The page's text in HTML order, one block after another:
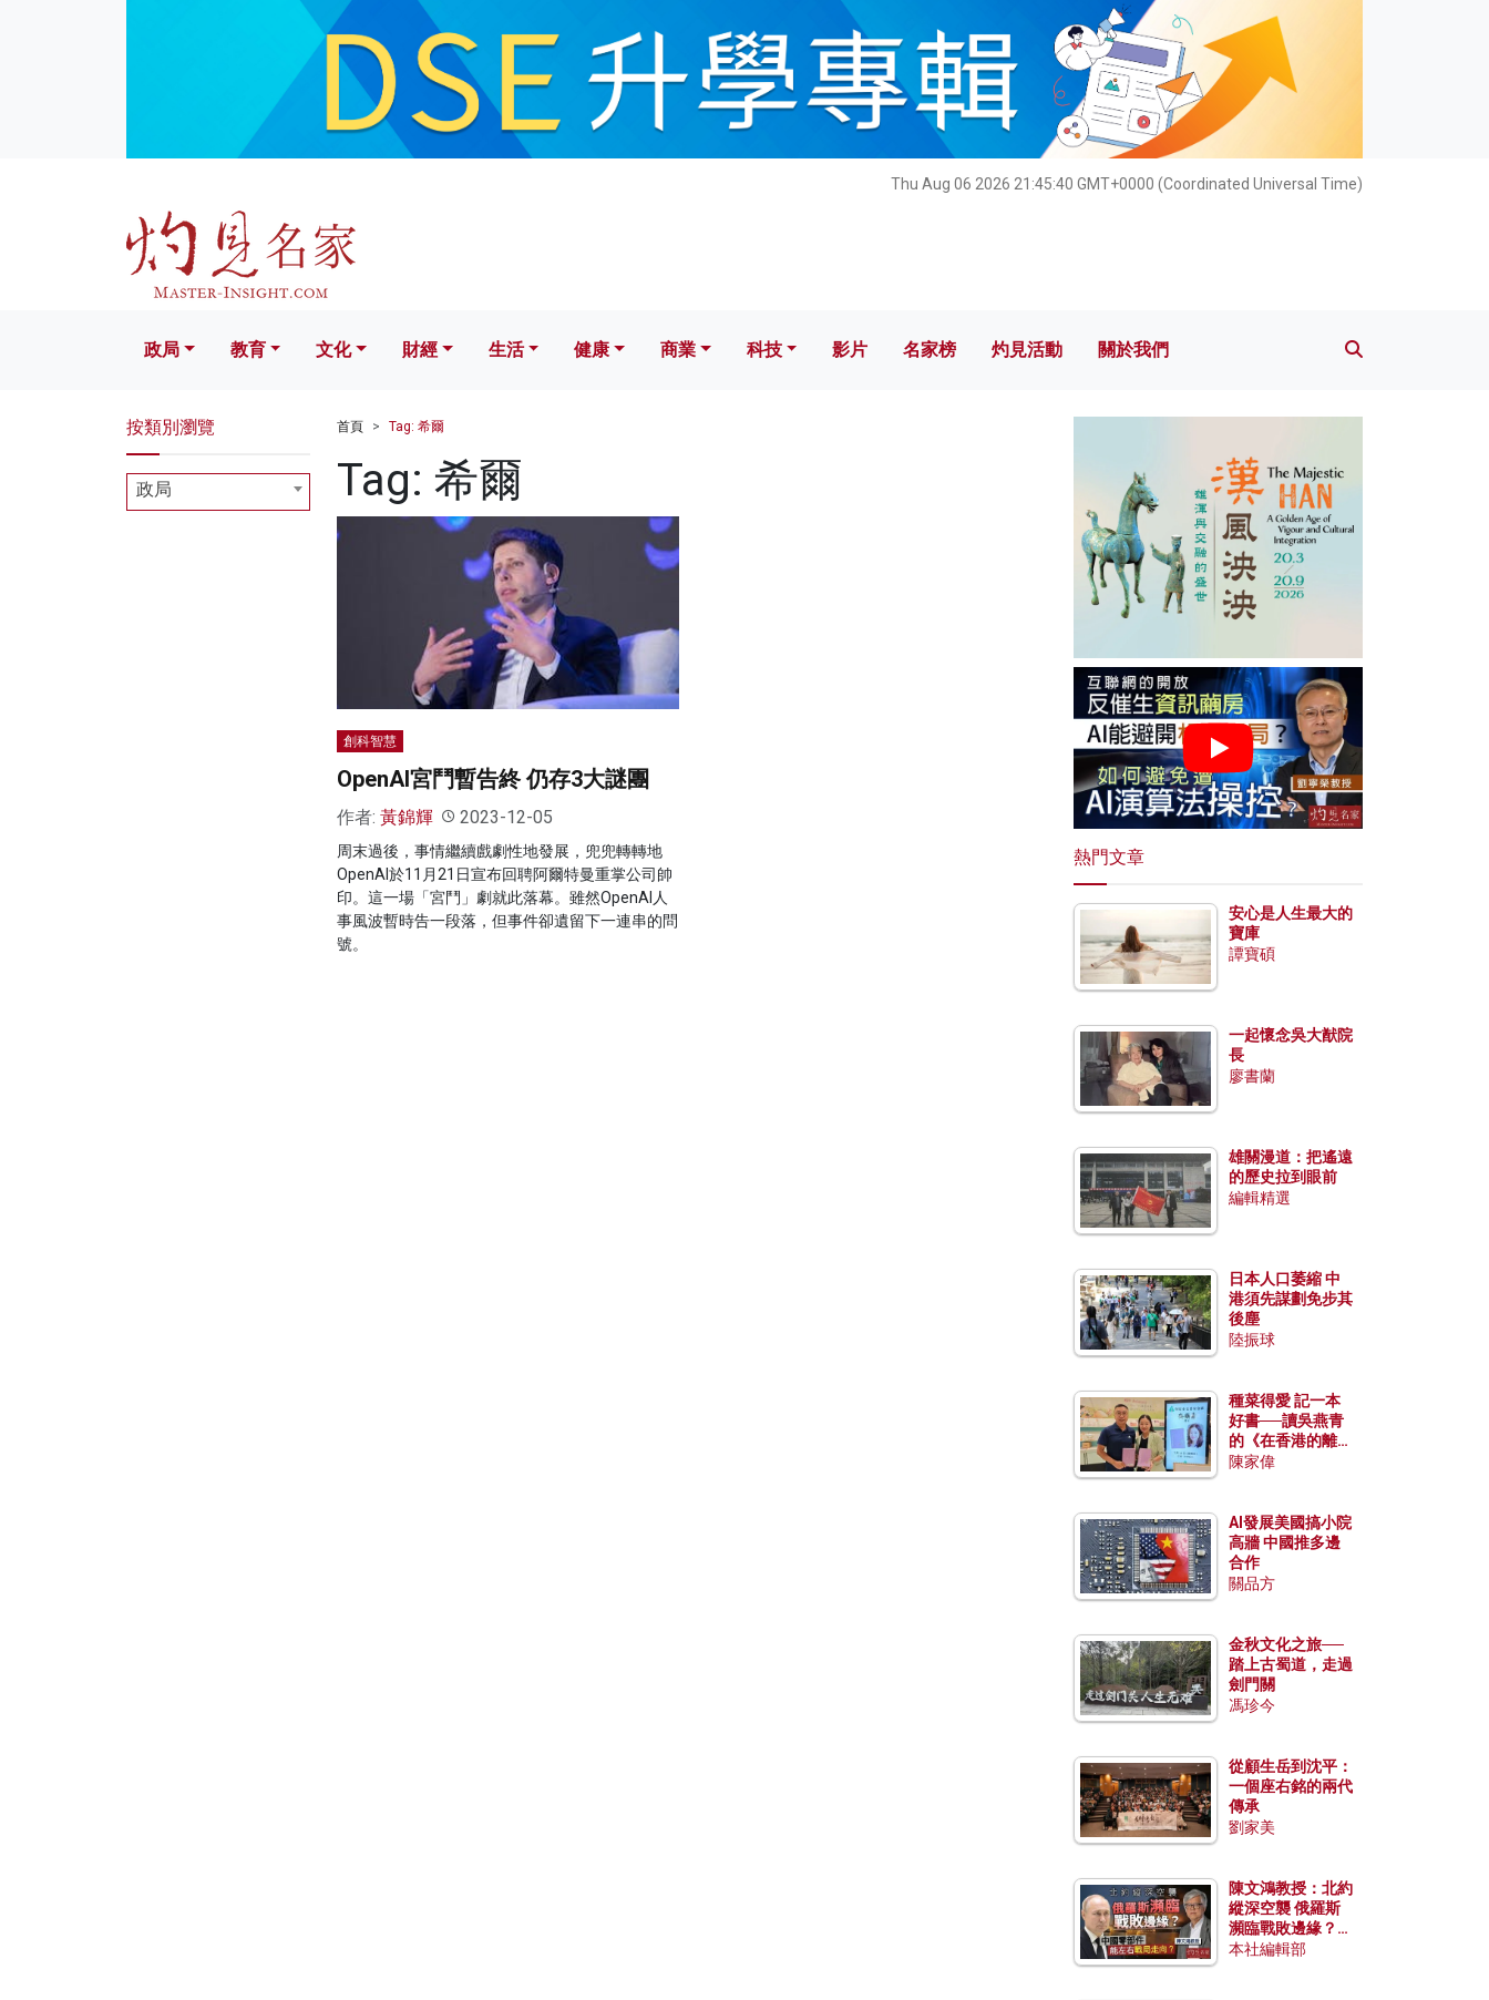
Thu Aug 06 2026 21:45:40 GMT+0000 (Coordinated Universal Time)
文化 財經 生活 健康 科技 影片 名家榜 灼見活動 關於我們
政局 教育 文化 財經 生活 健康 商業 科技 影片 名家榜 灼見活動 關於我們
首頁 Tag: 希爾
Tag: 希爾
創科智慧
OpenAI宮鬥暫告終 仍存3大謎團
作者: 黃錦輝 2023-12-05
周末過後，事情繼續戲劇性地發展，兜兜轉轉地
OpenAI於11月21日宣布回聘阿爾特曼重掌公司帥
印。這一場「宮鬥」劇就此落幕。雖然OpenAI人
事風波暫時告一段落，但事件卻遺留下一連串的問
號。
按類別瀏覽
政局
熱門文章
安心是人生最大的
寶庫
譚寶碩
一起懷念吳大猷院
長
廖書蘭
雄關漫道：把遙遠
的歷史拉到眼前
編輯精選
日本人口萎縮 中
港須先謀劃免步其
後塵
陸振球
種菜得愛 記一本
好書──讀吳燕青
的《在香港的離島
種菜》
陳家偉
AI發展美國搞小院
高牆 中國推多邊
合作
關品方
金秋文化之旅──
踏上古蜀道，走過
劍門關
馮珍今
從顧生岳到沈平：
一個座右銘的兩代
傳承
劉家美
陳文鴻教授：北約
縱深空襲 俄羅斯
瀕臨戰敗邊緣？中
國零部件能左右戰
本社編輯部